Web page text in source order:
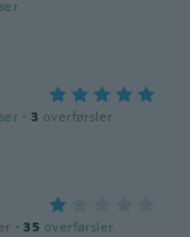
· 3 overførsler
· 35 overførsler